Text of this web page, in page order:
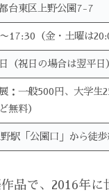
台東区上野公園7-7
17:30（金・土曜は
（祝日の場合は翌平日
：一般500円、大学生
無料）
駅「公園口」から徒
品で、2016年に